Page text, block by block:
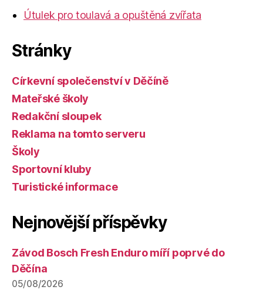
Útulek pro toulavá a opuštěná zvířata
Stránky
Církevní společenství v Děčíně
Mateřské školy
Redakční sloupek
Reklama na tomto serveru
Školy
Sportovní kluby
Turistické informace
Nejnovější příspěvky
Závod Bosch Fresh Enduro míří poprvé do
Děčína
05/08/2026